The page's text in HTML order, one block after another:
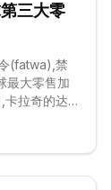
三大零
(fatwa),禁
最大零售加
卡拉奇的达
位资深学者
类似资产结
。此时正值